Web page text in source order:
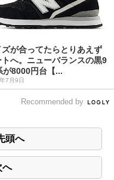
ズが合ってたらとりあえず
トへ。ニューバランスの黒9
が8000円台【...
7月9日
Recommended by
頭へ
へ